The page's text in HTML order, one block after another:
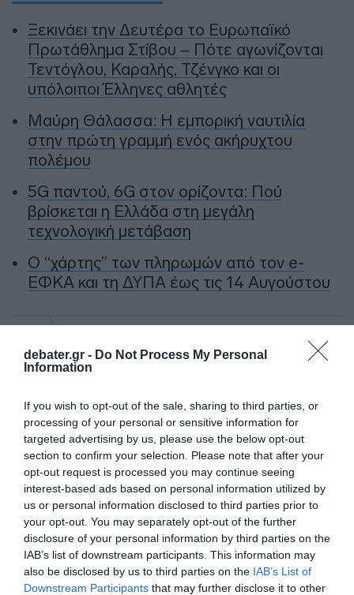
debater.gr - Do Not Process My Personal
Information
If you wish to opt-out of the sale, sharing to third parties, or
processing of your personal or sensitive information for
targeted advertising by us, please use the below opt-out
section to confirm your selection. Please note that after your
opt-out request is processed you may continue seeing
interest-based ads based on personal information utilized by
us or personal information disclosed to third parties prior to
your opt-out. You may separately opt-out of the further
disclosure of your personal information by third parties on the
IAB’s list of downstream participants. This information may
also be disclosed by us to third parties on the IAB’s List of
Downstream Participants that may further disclose it to other
Ξεκινάει την Δευτέρα το Ευρωπαϊκό
Πρωτάθλημα Στίβου – Πότε αγωνίζονται
Τεντόγλου, Καραλής, Τζένγκο και οι
υπόλοιποι Έλληνες αθλητές
Μαύρη Θάλασσα: Η εμπορική ναυτιλία
στην πρώτη γραμμή ενός ακήρυχτου
πολέμου
5G παντού, 6G στον ορίζοντα: Πού
βρίσκεται η Ελλάδα στη μεγάλη
τεχνολογική μετάβαση
Ο “χάρτης” των πληρωμών από τον e-
ΕΦΚΑ και τη ΔΥΠΑ έως τις 14 Αυγούστου
και μάθετε πρώτοι όλες τις ειδήσεις
ΑΓΙΑ ΠΑΡΑΣΚΕΥΗ ΕΛΑΣ ΚΑΝΝΑΒΗ ΚΑΤΑΔΙΩΞΗ
ΔΙΑΦΗΜΙΣΗ